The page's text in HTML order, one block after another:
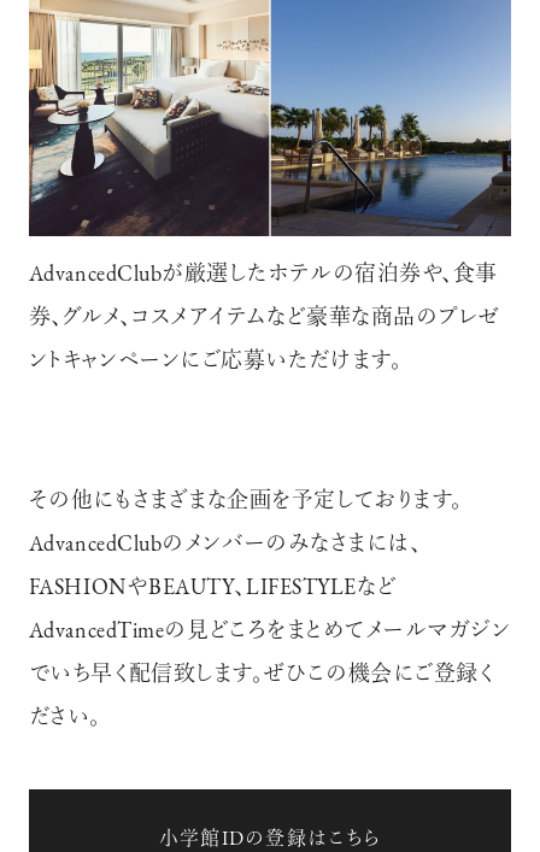
AdvancedClubが厳選したホテルの宿泊券や、食事
券、グルメ、コスメアイテムなど豪華な商品のプレゼ
ントキャンペーンにご応募いただけます。
その他にもさまざまな企画を予定しております。
AdvancedClubのメンバーのみなさまには、
FASHIONやBEAUTY、LIFESTYLEなど
AdvancedTimeの見どころをまとめてメールマガジン
でいち早く配信致します。ぜひこの機会にご登録く
ださい。
小学館IDの登録はこちら